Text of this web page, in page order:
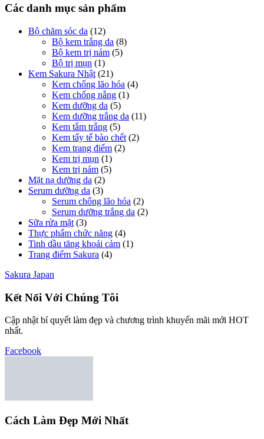
Các danh mục sản phẩm
Bộ chăm sóc da (12)
Bộ kem trắng da (8)
Bộ kem trị nám (5)
Bộ trị mụn (1)
Kem Sakura Nhật (21)
Kem chống lão hóa (4)
Kem chống nắng (1)
Kem dưỡng da (5)
Kem dưỡng trắng da (11)
Kem tắm trắng (5)
Kem tẩy tế bào chết (2)
Kem trang điểm (2)
Kem trị mụn (1)
Kem trị nám (5)
Mặt nạ dưỡng da (2)
Serum dưỡng da (3)
Serum chống lão hóa (2)
Serum dưỡng trắng da (2)
Sữa rửa mặt (3)
Thực phẩm chức năng (4)
Tinh dầu tăng khoái cảm (1)
Trang điểm Sakura (4)
Sakura Japan
Kết Nối Với Chúng Tôi
Cập nhật bí quyết làm đẹp và chương trình khuyến mãi mới HOT
nhất.
Facebook
Cách Làm Đẹp Mới Nhất